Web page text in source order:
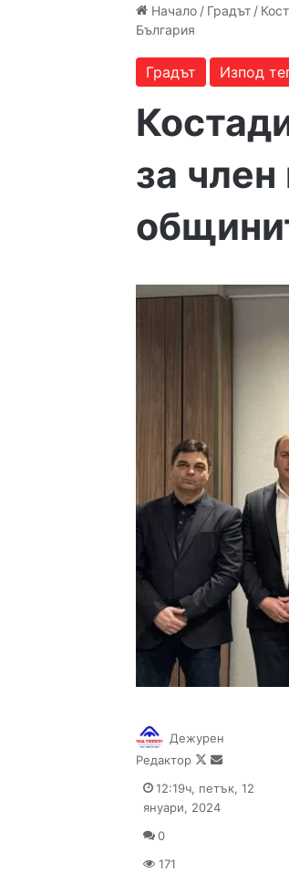
Начало / Градът /
България
Градът Изпод
за
Дежурен
Редактор
Follow
X
Send
email
12:19ч, петък, 12
януари, 2024
0
171